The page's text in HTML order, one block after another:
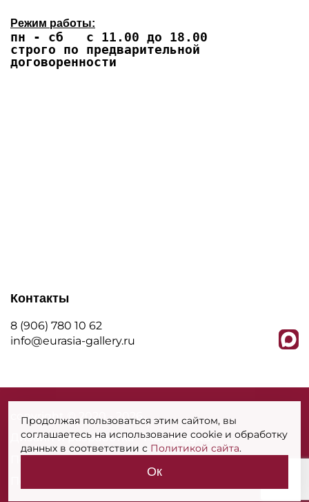
Режим работы:
пн - сб с 11.00 до 18.00
строго по предварительной
договоренности
Контакты
8 (906) 780 10 62
info@eurasia-gallery.ru
сopyright © 2020 - 2026
Дизайн и разработка - MarkaDigital
Политика конфиденциальности
Продолжая пользоваться этим сайтом, вы
соглашаетесь на использование cookie и обработку
данных в соответствии с Политикой сайта.
Ок